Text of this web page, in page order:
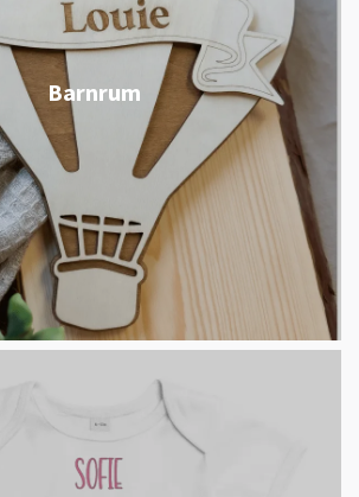
Barnrum